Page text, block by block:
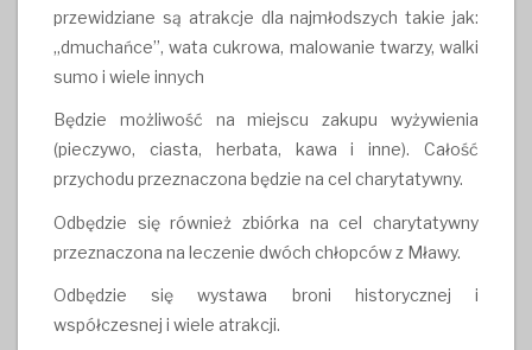
przewidziane są atrakcje dla najmłodszych takie jak:
„dmuchańce”, wata cukrowa, malowanie twarzy, walki
sumo i wiele innych
Będzie możliwość na miejscu zakupu wyżywienia
(pieczywo, ciasta, herbata, kawa i inne). Całość
przychodu przeznaczona będzie na cel charytatywny.
Odbędzie się również zbiórka na cel charytatywny
przeznaczona na leczenie dwóch chłopców z Mławy.
Odbędzie się wystawa broni historycznej i
współczesnej i wiele atrakcji.